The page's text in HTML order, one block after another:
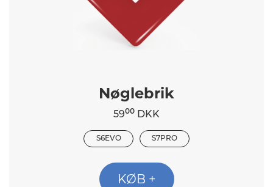
Nøglebrik
5900 DKK
S6EVO S7PRO
KØB +